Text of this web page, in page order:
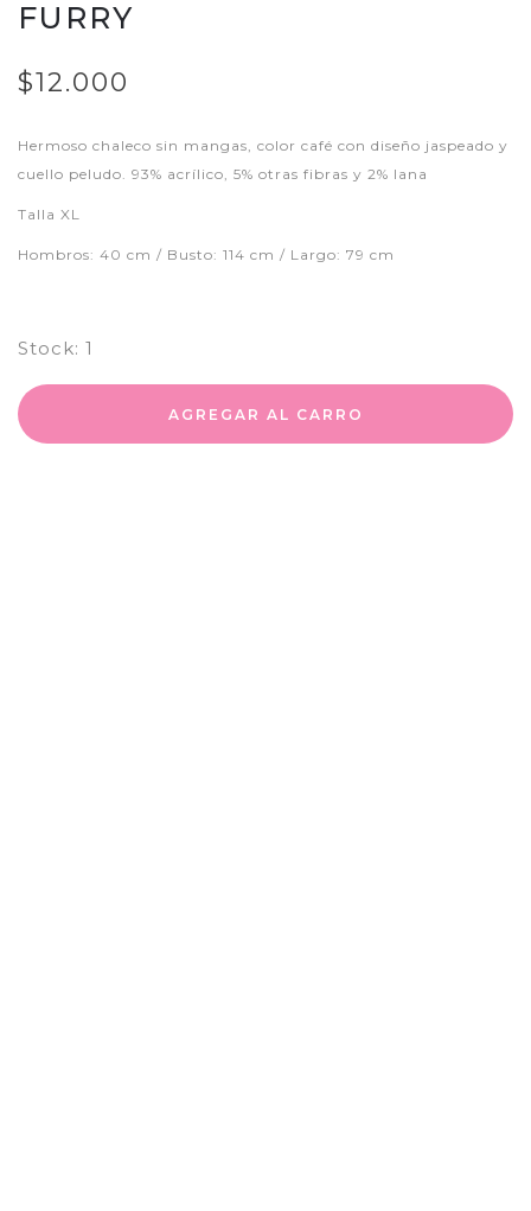
FURRY
$12.000
Hermoso chaleco sin mangas, color café con diseño jaspeado y
cuello peludo. 93% acrílico, 5% otras fibras y 2% lana
Talla XL
Hombros: 40 cm / Busto: 114 cm / Largo: 79 cm
Stock: 1
AGREGAR AL CARRO